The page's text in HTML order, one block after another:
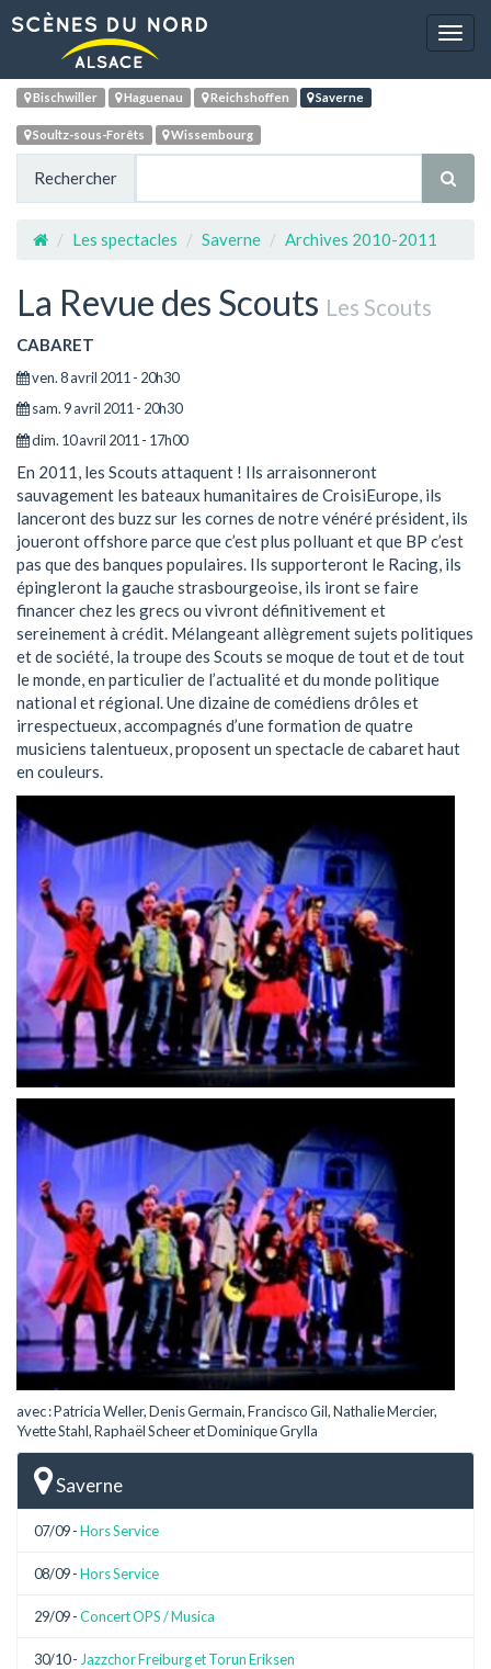
Bischwiller Haguenau Reichshoffen Saverne
Soultz-sous-Forêts Wissembourg
Rechercher
Les spectacles Saverne Archives 2010-2011
La Revue des Scouts Les Scouts
CABARET
ven. 8 avril 2011 - 20h30
sam. 9 avril 2011 - 20h30
dim. 10 avril 2011 - 17h00
En 2011, les Scouts attaquent ! Ils arraisonneront
sauvagement les bateaux humanitaires de CroisiEurope, ils
lanceront des buzz sur les cornes de notre vénéré président, ils
joueront offshore parce que c’est plus polluant et que BP c’est
pas que des banques populaires. Ils supporteront le Racing, ils
épingleront la gauche strasbourgeoise, ils iront se faire
financer chez les grecs ou vivront définitivement et
sereinement à crédit. Mélangeant allègrement sujets politiques
et de société, la troupe des Scouts se moque de tout et de tout
le monde, en particulier de l’actualité et du monde politique
national et régional. Une dizaine de comédiens drôles et
irrespectueux, accompagnés d’une formation de quatre
musiciens talentueux, proposent un spectacle de cabaret haut
en couleurs.
avec : Patricia Weller, Denis Germain, Francisco Gil, Nathalie Mercier,
Yvette Stahl, Raphaël Scheer et Dominique Grylla
Saverne
07/09 -Hors Service
08/09 -Hors Service
29/09 -Concert OPS / Musica
30/10 - Jazzchor Freiburg et Torun Eriksen